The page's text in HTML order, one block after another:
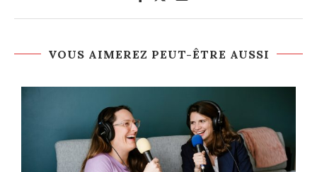
VOUS AIMEREZ PEUT-ÊTRE AUSSI